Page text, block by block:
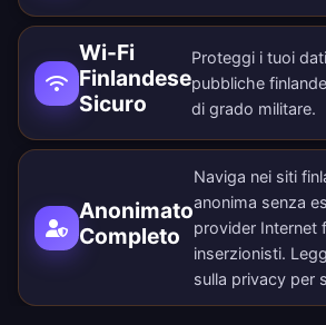
Wi-Fi
Finlandese
Sicuro
Proteggi i tuoi
pubbliche
di grado militare.
Anonimato
Completo
Naviga nei siti
anonima senza
provider Internet
inserzionisti.
sulla privacy per